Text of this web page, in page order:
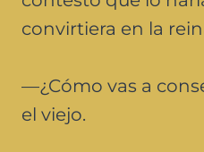
convirtiera en la
—¿Cómo vas a
el viejo.